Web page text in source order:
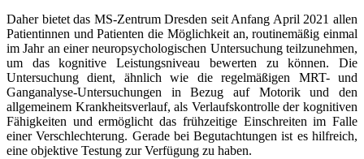
Daher bietet das MS-Zentrum Dresden seit Anfang April 2021 allen
Patientinnen und Patienten die Möglichkeit an, routinemäßig einmal
im Jahr an einer neuropsychologischen Untersuchung teilzunehmen,
um das kognitive Leistungsniveau bewerten zu können. Die
Untersuchung dient, ähnlich wie die regelmäßigen MRT- und
Ganganalyse-Untersuchungen in Bezug auf Motorik und den
allgemeinem Krankheitsverlauf, als Verlaufskontrolle der kognitiven
Fähigkeiten und ermöglicht das frühzeitige Einschreiten im Falle
einer Verschlechterung. Gerade bei Begutachtungen ist es hilfreich,
eine objektive Testung zur Verfügung zu haben.